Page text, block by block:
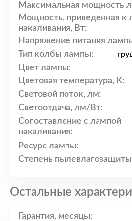
Максимальная мощность
Мощность, приведенная к
накаливания, Вт:
Напряжение питания
Тип колбы лампы:
Цвет лампы:
Цветовая температура, K:
Световой поток, лм:
Светоотдача, лм/Вт:
Сопоставление с лампой
накаливания:
Ресурс лампы:
Степень
Остальные
Гарантия, месяцы: